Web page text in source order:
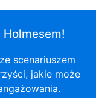
scenariuszem
jakie może